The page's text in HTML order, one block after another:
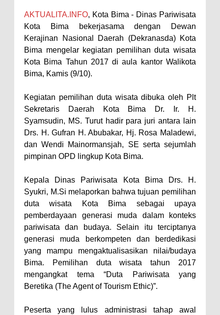
Perairan Sanggar
Perkuat Soliditas-Sinergi,
Kapolres Bima Silaturahmi ke
Kejari dan Kodim 1608
Nobar Piala Dunia Argentina vs
Silaturahmi dengan Masyarakat
Antusiasnya Warga dan Polisi
Nobar Bareng Laga Prancis vs
Spanyol di Mapolres Bima
Wali Kota Bima Tinjau Finalisasi
Pembangunan RSUD Kota Bima,
Pastikan Pemindahan Layanan
Berjalan Bertahap
"Polisi Peduli" Satsamapta
Polres Bima Bantu Warga Padolo
Atasi Krisis Air Bersih
Wali Kota Bima Tinjau Rumah
Warga Tidak Layak Huni di
Percepatan Bantuan BSPS
AKTUALITA.INFO, Kota Bima - Dinas Pariwisata
Kota Bima bekerjasama dengan Dewan
Kerajinan Nasional Daerah (Dekranasda) Kota
Bima mengelar kegiatan pemilihan duta wisata
Kota Bima Tahun 2017 di aula kantor Walikota
Bima, Kamis (9/10).
Kegiatan pemilihan duta wisata dibuka oleh Plt
Sekretaris Daerah Kota Bima Dr. Ir. H.
Syamsudin, MS. Turut hadir para juri antara lain
Drs. H. Gufran H. Abubakar, Hj. Rosa Maladewi,
dan Wendi Mainormansjah, SE serta sejumlah
pimpinan OPD lingkup Kota Bima.
Kepala Dinas Pariwisata Kota Bima Drs. H.
Syukri, M.Si melaporkan bahwa tujuan pemilihan
duta wisata Kota Bima sebagai upaya
pemberdayaan generasi muda dalam konteks
pariwisata dan budaya. Selain itu terciptanya
generasi muda berkompeten dan berdedikasi
yang mampu mengaktualisasikan nilai/budaya
Bima. Pemilihan duta wisata tahun 2017
mengangkat tema “Duta Pariwisata yang
Beretika (The Agent of Tourism Ethic)”.
Peserta yang lulus administrasi tahap awal